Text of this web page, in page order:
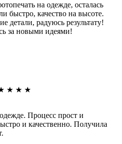
на одежде, осталась
быстро, качество на высоте.
детали, радуюсь результату!
за новыми идеями!
★ ★ ★
Процесс прост и
и качественно. Получила